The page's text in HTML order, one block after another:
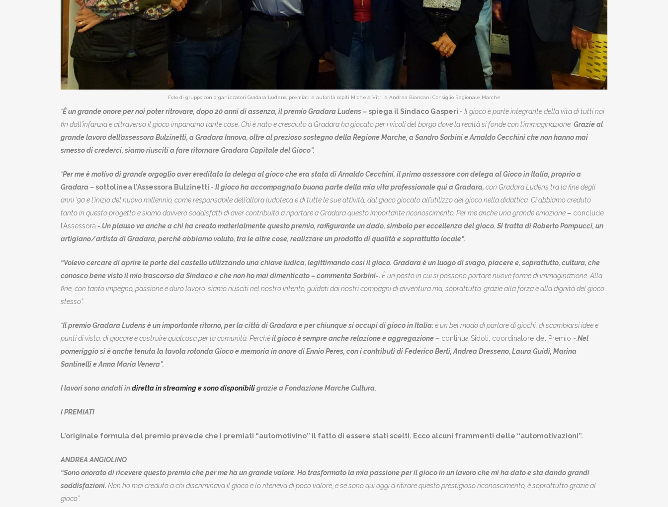
Foto di gruppo con organizzatori Gradara Ludens, premiati e autorità ospiti Michela Vitri e Andrea Biancani Consiglio Regionale Marche
“È un grande onore per noi poter ritrovare, dopo 20 anni di assenza, il premio Gradara Ludens –spiega il Sindaco Gasperi -.Il gioco è parte integrante della vita di tutti noi
fin dall’infanzia e attraverso il gioco impariamo tante cose. Chi è nato e cresciuto a Gradara ha giocato per i vicoli del borgo dove la realtà si fonde con l’immaginazione. Grazie al
grande lavoro dell’assessora Bulzinetti, a Gradara Innova, oltre al prezioso sostegno della Regione Marche, a Sandro Sorbini e Arnaldo Cecchini che non hanno mai
smesso di crederci, siamo riusciti a fare ritornare Gradara Capitale del Gioco”.
“Per me è motivo di grande orgoglio aver ereditato la delega al gioco che era stata di Arnaldo Cecchini, il primo assessore con delega al Gioco in Italia, proprio a
Gradara –sottolinea l’Assessora Bulzinetti -. Il gioco ha accompagnato buona parte della mia vita professionale qui a Gradara, con Gradara Ludens tra la fine degli
anni ’90 e l’inizio del nuovo millennio, come responsabile dell’allora ludoteca e di tutte le sue attività, dal gioco giocato all’utilizzo del gioco nella didattica. Ci abbiamo creduto
tanto in questo progetto e siamo davvero soddisfatti di aver contribuito a riportare a Gradara questo importante riconoscimento. Per me anche una grande emozione– conclude
l’Assessora -.Un plauso va anche a chi ha creato materialmente questo premio, raffigurante un dado, simbolo per eccellenza del gioco. Si tratta di Roberto Pompucci, un
artigiano/artista di Gradara, perché abbiamo voluto, tra le altre cose, realizzare un prodotto di qualità e soprattutto locale”.
“Volevo cercare di aprire le porte del castello utilizzando una chiave ludica, legittimando così il gioco. Gradara è un luogo di svago, piacere e, soprattutto, cultura, che
conosco bene visto il mio trascorso da Sindaco e che non ho mai dimenticato – commenta Sorbini-. È un posto in cui si possono portare nuove forme di immaginazione. Alla
fine, con tanto impegno, passione e duro lavoro, siamo riusciti nel nostro intento, guidati dai nostri compagni di avventura ma, soprattutto, grazie alla forza e alla dignità del gioco
stesso”.
“Il premio Gradara Ludens è un importante ritorno, per la città di Gradara e per chiunque si occupi di gioco in Italia:è un bel modo di parlare di giochi, di scambiarsi idee e
punti di vista, di giocare e costruire qualcosa per la comunità. Perchéil gioco è sempre anche relazione e aggregazione – continua Sidoti, coordinatore del Premio -. Nel
pomeriggio si è anche tenuta la tavola rotonda Gioco e memoria in onore di Ennio Peres, con i contributi di Federico Berti, Andrea Dresseno, Laura Guidi, Marina
Santinelli e Anna Maria Venera”.
I lavori sono andati indiretta in streaming e sono disponibiligrazie a Fondazione Marche Cultura
I PREMIATI
L’originale formula del premio prevede che i premiati “automotivino” il fatto di essere stati scelti. Ecco alcuni frammenti delle “automotivazioni”.
ANDREA ANGIOLINO
“Sono onorato di ricevere questo premio che per me ha un grande valore. Ho trasformato la mia passione per il gioco in un lavoro che mi ha dato e sta dando grandi
soddisfazioni. Non ho mai creduto a chi discriminava il gioco e lo riteneva di poco valore, e se sono qui oggi a ritirare questo prestigioso riconoscimento, è soprattutto grazie al
gioco”.